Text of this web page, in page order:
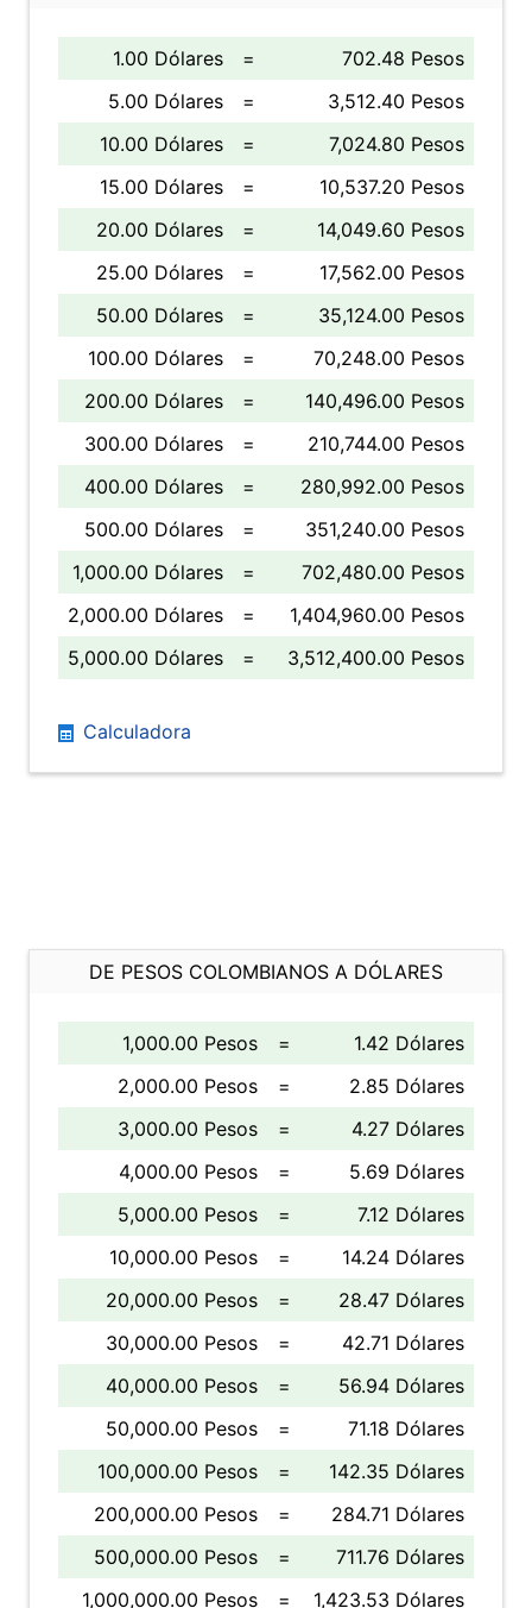
1.00 Dólares =
702.48 Pesos
5.00 Dólares
=
3,512.40 Pesos
10.00 Dólares
=
7,024.80 Pesos
15.00 Dólares
=
10,537.20 Pesos
20.00 Dólares
=
14,049.60 Pesos
25.00 Dólares
=
17,562.00 Pesos
50.00 Dólares
=
35,124.00 Pesos
100.00 Dólares
=
70,248.00 Pesos
200.00 Dólares
=
140,496.00 Pesos
300.00 Dólares
=
210,744.00 Pesos
400.00 Dólares
=
280,992.00 Pesos
500.00 Dólares
=
351,240.00 Pesos
1,000.00 Dólares
=
702,480.00 Pesos
2,000.00 Dólares
=
1,404,960.00 Pesos
5,000.00 Dólares
= 3,512,400.00 Pesos
Calculadora
DE PESOS COLOMBIANOS A DÓLARES
1,000.00 Pesos =
1.42 Dólares
2,000.00 Pesos
=
2.85 Dólares
3,000.00 Pesos
=
4.27 Dólares
4,000.00 Pesos
=
5.69 Dólares
5,000.00 Pesos
=
7.12 Dólares
10,000.00 Pesos
=
14.24 Dólares
20,000.00 Pesos
=
28.47 Dólares
30,000.00 Pesos
=
42.71 Dólares
40,000.00 Pesos
=
56.94 Dólares
50,000.00 Pesos
=
71.18 Dólares
100,000.00 Pesos
=
142.35 Dólares
200,000.00 Pesos
=
284.71 Dólares
500,000.00 Pesos
=
711.76 Dólares
1,000,000.00 Pesos
= 1,423.53 Dólares